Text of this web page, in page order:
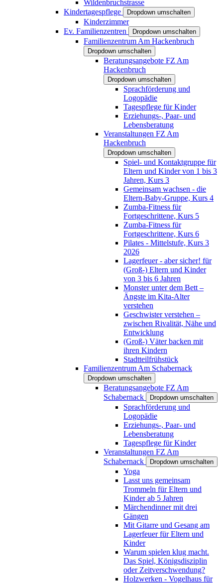
Wildenbruchstrasse
Kindertagespflege
Dropdown umschalten
Kinderzimmer
Ev. Familienzentren
Dropdown umschalten
Familienzentrum Am Hackenbruch
Dropdown umschalten
Beratungsangebote FZ Am
Hackenbruch
Dropdown umschalten
Sprachförderung und
Logopädie
Tagespflege für Kinder
Erziehungs-, Paar- und
Lebensberatung
Veranstaltungen FZ Am
Hackenbruch
Dropdown umschalten
Spiel- und Kontaktgruppe für
Eltern und Kinder von 1 bis 3
Jahren, Kurs 3
Gemeinsam wachsen - die
Eltern-Baby-Gruppe, Kurs 4
Zumba-Fitness für
Fortgeschrittene, Kurs 5
Zumba-Fitness für
Fortgeschrittene, Kurs 6
Pilates - Mittelstufe, Kurs 3
2026
Lagerfeuer - aber sicher! für
(Groß-) Eltern und Kinder
von 3 bis 6 Jahren
Monster unter dem Bett –
Ängste im Kita-Alter
verstehen
Geschwister verstehen –
zwischen Rivalität, Nähe und
Entwicklung
(Groß-) Väter backen mit
ihren Kindern
Stadtteilfrühstück
Familienzentrum Am Schabernack
Dropdown umschalten
Beratungsangebote FZ Am
Schabernack
Dropdown umschalten
Sprachförderung und
Logopädie
Erziehungs-, Paar- und
Lebensberatung
Tagespflege für Kinder
Veranstaltungen FZ Am
Schabernack
Dropdown umschalten
Yoga
Lasst uns gemeinsam
Trommeln für Eltern und
Kinder ab 5 Jahren
Märchendinner mit drei
Gängen
Mit Gitarre und Gesang am
Lagerfeuer für Eltern und
Kinder
Warum spielen klug macht.
Das Spiel, Königsdisziplin
oder Zeitverschwendung?
Holzwerken - Vogelhaus für